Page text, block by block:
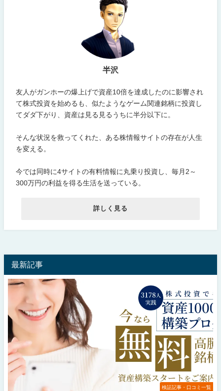
半沢
友人がガンホーの爆上げで資産10倍を達成したのに影響され
て株式投資を始めるも、似たようなゲーム関連銘柄に投資し
てダダ下がり、資産は見る見るうちに半分以下に。
そんな状況を救ってくれた、ある株情報サイトの存在が人生
を変える。
今では同時に4サイトの有料情報に丸乗り投資し、毎月2～
300万円の利益を得る生活を送っている。
詳しく見る
最新記事
検証記事・口コミ一覧